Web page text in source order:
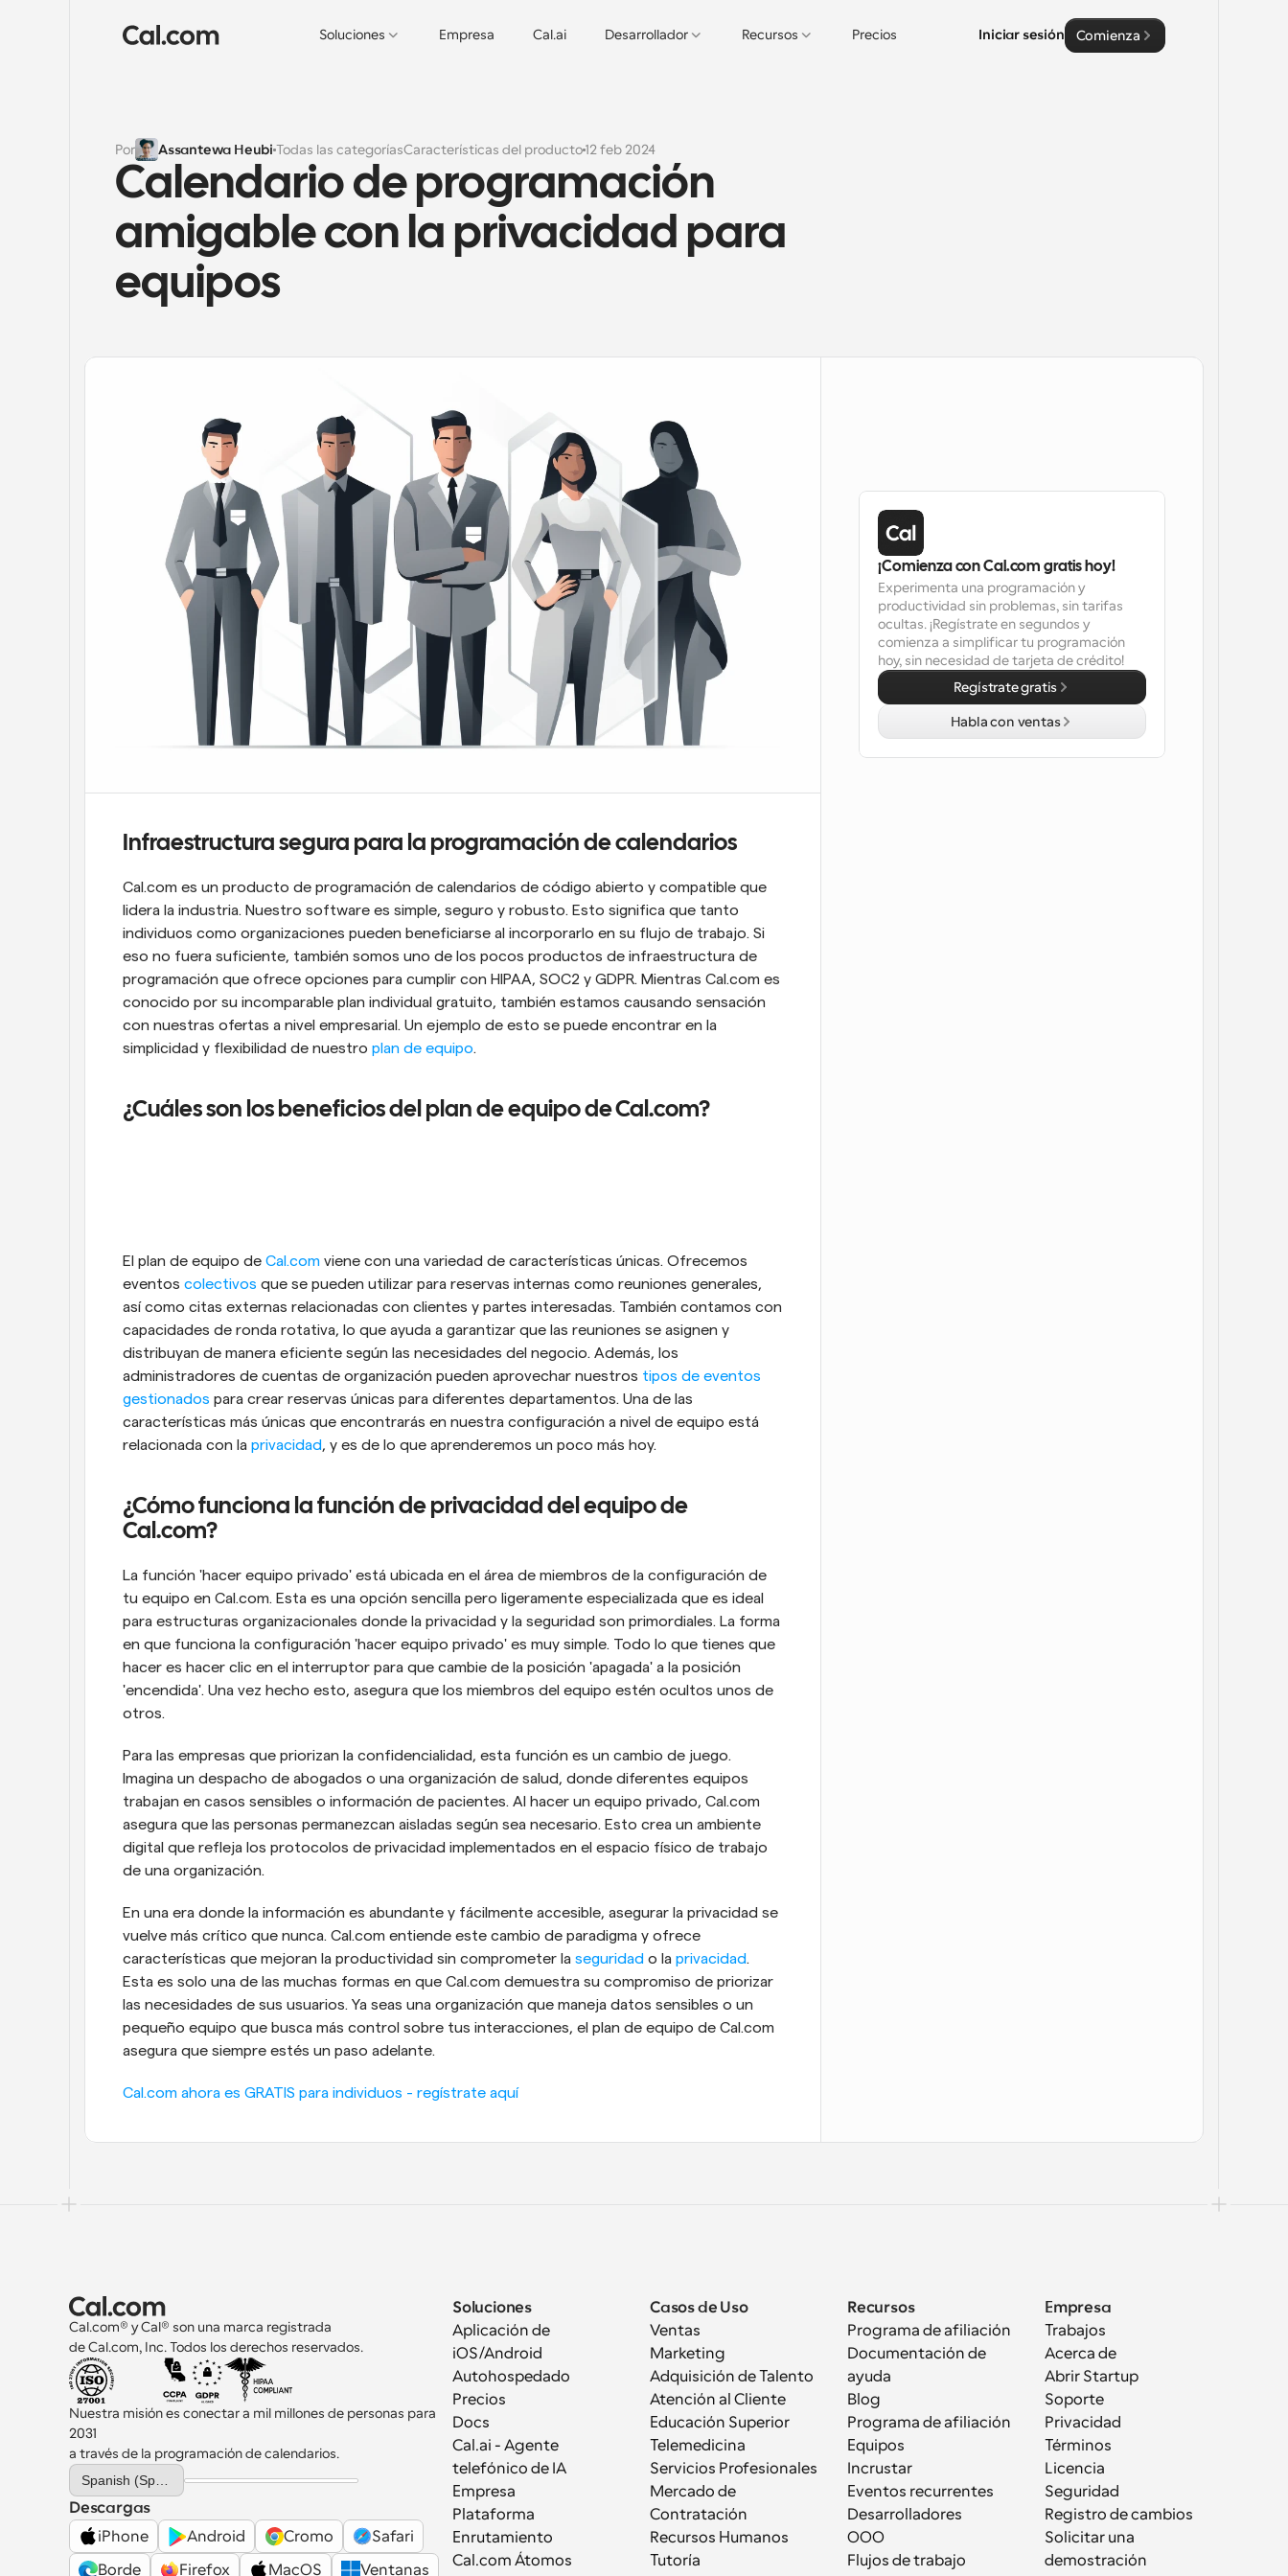
Soluciones Empresa Cal.ai Desarrollador Recursos Precios Iniciar sesión Comienza
Por Assantewa Heubi Todas las categoríasCaracterísticas del producto12 feb 2024
Calendario de programación
amigable con la privacidad para
equipos
Infraestructura segura para la programación de calendarios
Cal.com es un producto de programación de calendarios de código abierto y compatible que
lidera la industria. Nuestro software es simple, seguro y robusto. Esto significa que tanto
individuos como organizaciones pueden beneficiarse al incorporarlo en su flujo de trabajo. Si
eso no fuera suficiente, también somos uno de los pocos productos de infraestructura de
programación que ofrece opciones para cumplir con HIPAA, SOC2 y GDPR. Mientras Cal.com es
conocido por su incomparable plan individual gratuito, también estamos causando sensación
con nuestras ofertas a nivel empresarial. Un ejemplo de esto se puede encontrar en la
simplicidad y flexibilidad de nuestro plan de equipo.
¿Cuáles son los beneficios del plan de equipo de Cal.com?
El plan de equipo de Cal.com viene con una variedad de características únicas. Ofrecemos
eventos colectivos que se pueden utilizar para reservas internas como reuniones generales,
así como citas externas relacionadas con clientes y partes interesadas. También contamos con
capacidades de ronda rotativa, lo que ayuda a garantizar que las reuniones se asignen y
distribuyan de manera eficiente según las necesidades del negocio. Además, los
administradores de cuentas de organización pueden aprovechar nuestros tipos de eventos
gestionados para crear reservas únicas para diferentes departamentos. Una de las
características más únicas que encontrarás en nuestra configuración a nivel de equipo está
relacionada con la privacidad, y es de lo que aprenderemos un poco más hoy.
¿Cómo funciona la función de privacidad del equipo de
Cal.com?
La función 'hacer equipo privado' está ubicada en el área de miembros de la configuración de
tu equipo en Cal.com. Esta es una opción sencilla pero ligeramente especializada que es ideal
para estructuras organizacionales donde la privacidad y la seguridad son primordiales. La forma
en que funciona la configuración 'hacer equipo privado' es muy simple. Todo lo que tienes que
hacer es hacer clic en el interruptor para que cambie de la posición 'apagada' a la posición
'encendida'. Una vez hecho esto, asegura que los miembros del equipo estén ocultos unos de
otros.
Para las empresas que priorizan la confidencialidad, esta función es un cambio de juego.
Imagina un despacho de abogados o una organización de salud, donde diferentes equipos
trabajan en casos sensibles o información de pacientes. Al hacer un equipo privado, Cal.com
asegura que las personas permanezcan aisladas según sea necesario. Esto crea un ambiente
digital que refleja los protocolos de privacidad implementados en el espacio físico de trabajo
de una organización.
En una era donde la información es abundante y fácilmente accesible, asegurar la privacidad se
vuelve más crítico que nunca. Cal.com entiende este cambio de paradigma y ofrece
características que mejoran la productividad sin comprometer la seguridad o la privacidad.
Esta es solo una de las muchas formas en que Cal.com demuestra su compromiso de priorizar
las necesidades de sus usuarios. Ya seas una organización que maneja datos sensibles o un
pequeño equipo que busca más control sobre tus interacciones, el plan de equipo de Cal.com
asegura que siempre estés un paso adelante.
Cal.com ahora es GRATIS para individuos - regístrate aquí
¡Comienza con Cal.com gratis hoy!
Experimenta una programación y
productividad sin problemas, sin tarifas
ocultas. ¡Regístrate en segundos y
comienza a simplificar tu programación
hoy, sin necesidad de tarjeta de crédito!
Regístrate gratis
Habla con ventas
Cal.com® y Cal® son una marca registrada
de Cal.com, Inc. Todos los derechos reservados.
Nuestra misión es conectar a mil millones de personas para
2031
a través de la programación de calendarios.
Select Language
Descargas
iPhone
Android Cromo
Safari
Borde
Firefox MacOS Ventanas
Soluciones
Aplicación de
iOS/Android
Autohospedado
Precios
Docs
Cal.ai - Agente
telefónico de IA
Empresa
Plataforma
Enrutamiento
Cal.com Átomos
Casos de Uso
Ventas
Marketing
Adquisición de Talento
Atención al Cliente
Educación Superior
Telemedicina
Servicios Profesionales
Mercado de
Contratación
Recursos Humanos
Tutoría
Recursos
Programa de afiliación
Documentación de
ayuda
Blog
Programa de afiliación
Equipos
Incrustar
Eventos recurrentes
Desarrolladores
OOO
Flujos de trabajo
Empresa
Trabajos
Acerca de
Abrir Startup
Soporte
Privacidad
Términos
Licencia
Seguridad
Registro de cambios
Solicitar una
demostración